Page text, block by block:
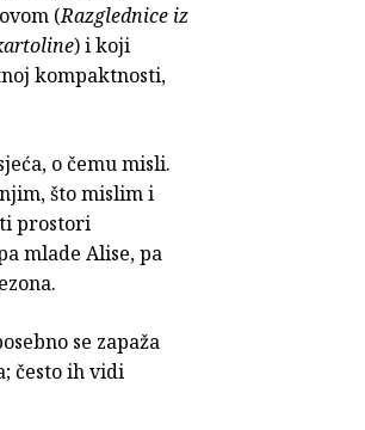
(Razglednice iz
) i koji
kompaktnosti,
o čemu misli.
što mislim i
prostori
mlade Alise, pa
se zapaža
često ih vidi